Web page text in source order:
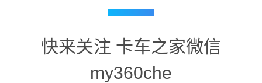
快来关注 卡车之家微信
my360che